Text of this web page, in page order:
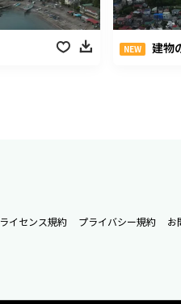
NEW 建物
ライセンス規約 プライバシー規約 お